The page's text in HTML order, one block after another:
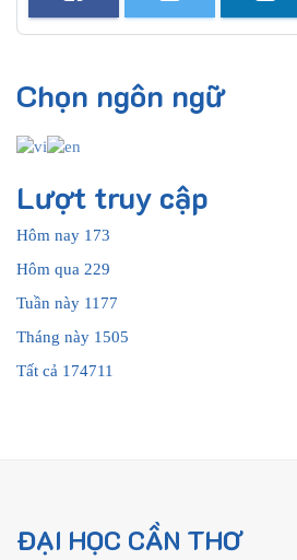
Chọn ngôn ngữ
Lượt truy cập
Hôm nay 173
Hôm qua 229
Tuần này 1177
Tháng này 1505
Tất cả 174711
ĐẠI HỌC CẦN THƠ